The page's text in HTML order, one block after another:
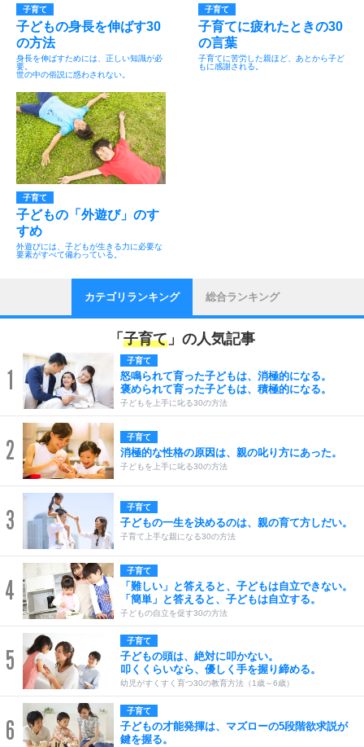
子育て
子どもの身長を伸ばす30
の方法
身長を伸ばすためには、正しい知識が必
要。
世の中の俗説に惑わされない。
子育て
子育てに疲れたときの30
の言葉
子育てに苦労した親ほど、あとから子ど
もに感謝される。
子育て
子どもの「外遊び」のす
すめ
外遊びには、子どもが生きる力に必要な
要素がすべて備わっている。
カテゴリランキング 総合ランキング
「 子育て 」の人気記事
1
子育て
怒鳴られて育った子どもは、消極的になる。
褒められて育った子どもは、積極的になる。
子どもを上手に叱る30の方法
2 子育て
消極的な性格の原因は、親の叱り方にあった。
子どもを上手に叱る30の方法
3 子育て
子どもの一生を決めるのは、親の育て方しだい。
子育て上手な親になる30の方法
4
子育て
「難しい」と答えると、子どもは自立できない。
「簡単」と答えると、子どもは自立する。
子どもの自立を促す30の方法
5
子育て
子どもの頭は、絶対に叩かない。
叩くくらいなら、優しく手を握り締める。
幼児がすくすく育つ30の教育方法（1歳～6歳）
6
子育て
子どもの才能発揮は、マズローの5段階欲求説が
鍵を握る。